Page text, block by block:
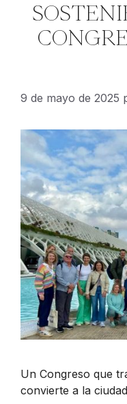
9 de mayo de 2025
Un Congreso que
convierte a la